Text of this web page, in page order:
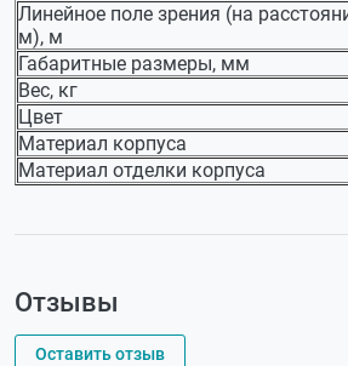
Линейное поле зрения (на
м), м
Габаритные размеры, мм
Вес, кг
Цвет
Материал корпуса
Материал отделки корпуса
Отзывы
Оставить отзыв